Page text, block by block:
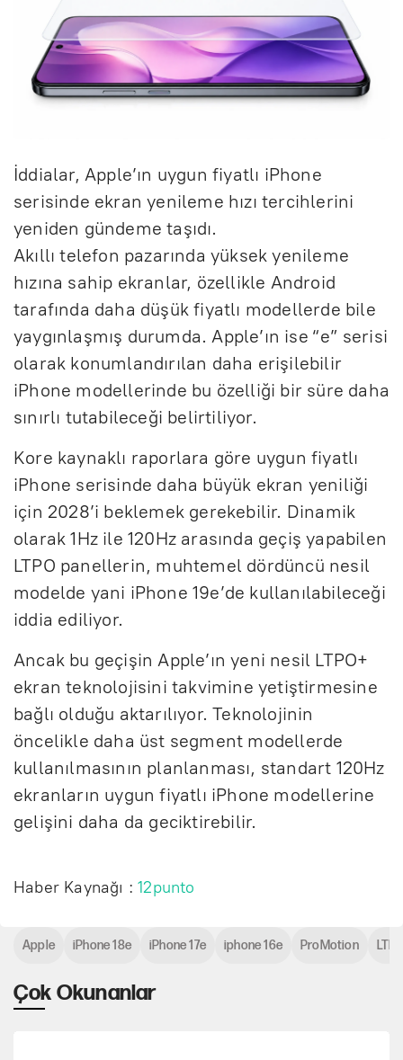
İddialar, Apple’ın uygun fiyatlı iPhone
serisinde ekran yenileme hızı tercihlerini
yeniden gündeme taşıdı.
Akıllı telefon pazarında yüksek yenileme
hızına sahip ekranlar, özellikle Android
tarafında daha düşük fiyatlı modellerde bile
yaygınlaşmış durumda. Apple’ın ise “e” serisi
olarak konumlandırılan daha erişilebilir
iPhone modellerinde bu özelliği bir süre daha
sınırlı tutabileceği belirtiliyor.
Kore kaynaklı raporlara göre uygun fiyatlı
iPhone serisinde daha büyük ekran yeniliği
için 2028’i beklemek gerekebilir. Dinamik
olarak 1Hz ile 120Hz arasında geçiş yapabilen
LTPO panellerin, muhtemel dördüncü nesil
modelde yani iPhone 19e’de kullanılabileceği
iddia ediliyor.
Ancak bu geçişin Apple’ın yeni nesil LTPO+
ekran teknolojisini takvimine yetiştirmesine
bağlı olduğu aktarılıyor. Teknolojinin
öncelikle daha üst segment modellerde
kullanılmasının planlanması, standart 120Hz
ekranların uygun fiyatlı iPhone modellerine
gelişini daha da geciktirebilir.
Haber Kaynağı :12punto
Çok Okunanlar
Apple iPhone 18e iPhone 17e iphone 16e ProMotion